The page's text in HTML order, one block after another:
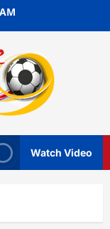
Watch Video